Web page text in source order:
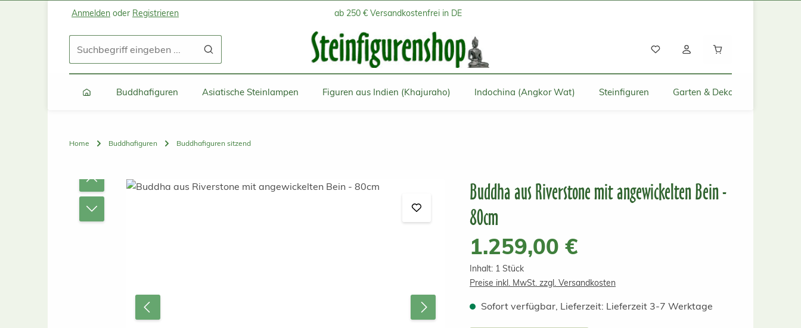
Zum Hauptinhalt springen
Zur Suche springen
Zur Hauptnavigation springen
Anmelden oder Registrieren ab 250 € Versandkostenfrei in DE
Buddhafiguren Asiatische Steinlampen Figuren aus Indien (Khajuraho) Indochina (Angkor Wat) Steinfiguren Garten & Deko für Zuhause
Home Buddhafiguren Buddhafiguren sitzend
Bildergalerie überspringen
Buddha aus Riverstone mit angewickelten Bein -
80cm
Regulärer Preis:
1.259,00 €
Inhalt: 1 Stück
Preise inkl. MwSt. zzgl. Versandkosten
Sofort verfügbar, Lieferzeit: Lieferzeit 3-7 Werktage